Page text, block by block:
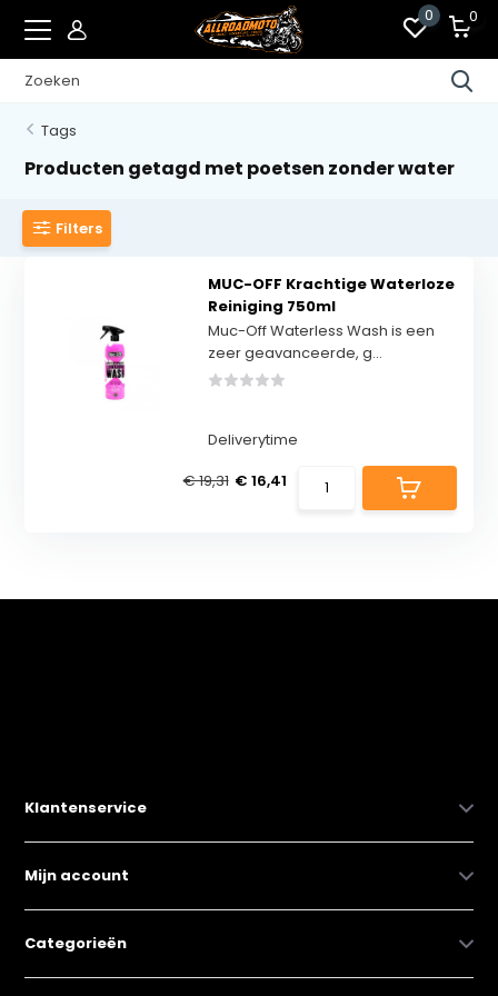
0 0
Tags
Producten getagd met poetsen zonder water
Filters
MUC-OFF Krachtige Waterloze
Reiniging 750ml
Muc-Off Waterless Wash is een
zeer geavanceerde, g...
Deliverytime
€ 19,31 € 16,41
Klantenservice
Mijn account
Categorieën